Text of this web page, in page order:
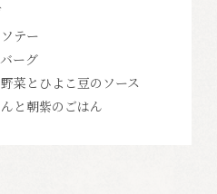
テー
ーグ
菜とひよこ豆のソース
と朝紫のごはん